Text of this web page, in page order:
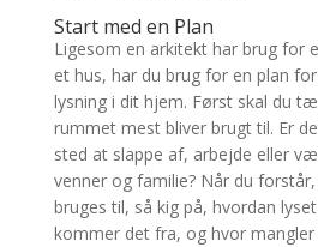
Start med en Plan
Ligesom en arkitekt har brug for
et hus, har du brug for en plan
lysning i dit hjem. Først skal du
rummet mest bliver brugt til. Er
sted at slappe af, arbejde eller
venner og familie? Når du
bruges til, så kig på, hvordan
kommer det fra, og hvor mangler